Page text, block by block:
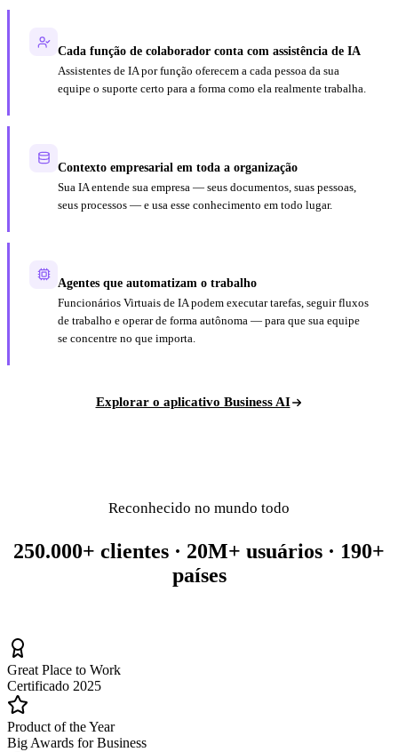
Cada função de colaborador conta com assistência de IA
Assistentes de IA por função oferecem a cada pessoa da sua
equipe o suporte certo para a forma como ela realmente trabalha.
Contexto empresarial em toda a organização
Sua IA entende sua empresa — seus documentos, suas pessoas,
seus processos — e usa esse conhecimento em todo lugar.
Agentes que automatizam o trabalho
Funcionários Virtuais de IA podem executar tarefas, seguir fluxos
de trabalho e operar de forma autônoma — para que sua equipe
se concentre no que importa.
Explorar o aplicativo Business AI
Reconhecido no mundo todo
250.000+ clientes · 20M+ usuários · 190+
países
Great Place to Work
Certificado 2025
Product of the Year
Big Awards for Business